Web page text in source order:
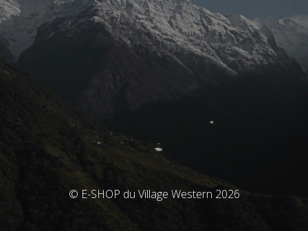
© E-SHOP du Village Western 2026